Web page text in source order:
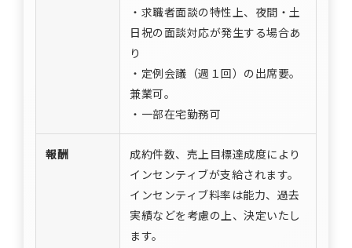
・求職者面談の特性上、夜間・土
日祝の面談対応が発生する場合あ
り
・定例会議（週１回）の出席要。
兼業可。
・一部在宅勤務可
報酬
成約件数、売上目標達成度により
インセンティブが支給されます。
インセンティブ料率は能力、過去
実績などを考慮の上、決定いたし
ます。